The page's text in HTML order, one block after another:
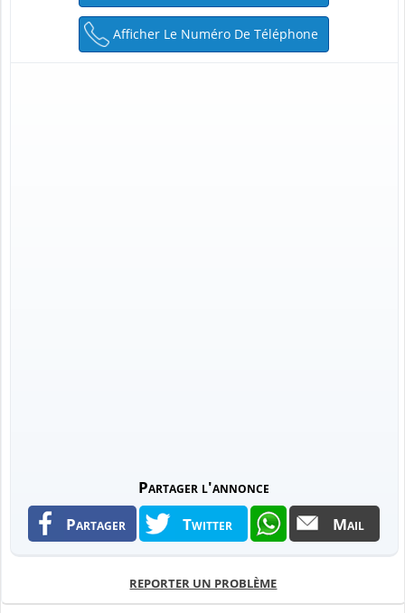
Partager l'annonce
Partager Twitter Mail
REPORTER UN PROBLÈME